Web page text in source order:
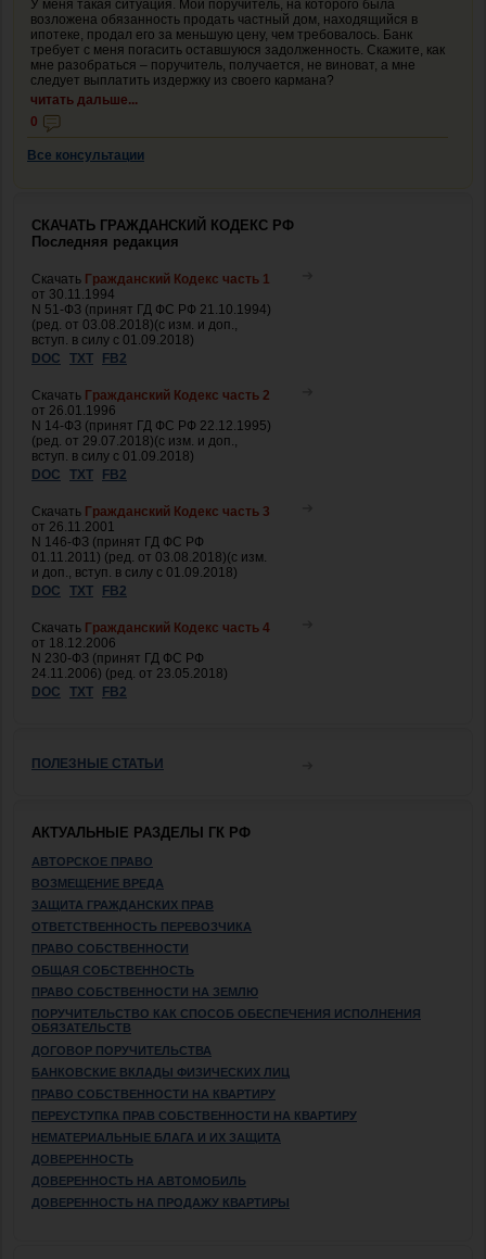
У меня такая ситуация. Мой поручитель, на которого была
возложена обязанность продать частный дом, находящийся в
ипотеке, продал его за меньшую цену, чем требовалось. Банк
требует с меня погасить оставшуюся задолженность. Скажите, как
мне разобраться – поручитель, получается, не виноват, а мне
следует выплатить издержку из своего кармана?
читать дальше...
0
Все консультации
СКАЧАТЬ ГРАЖДАНСКИЙ КОДЕКС РФ
Последняя редакция
Скачать Гражданский Кодекс часть 1
от 30.11.1994
N 51-ФЗ (принят ГД ФС РФ 21.10.1994)
(ред. от 03.08.2018)(с изм. и доп.,
вступ. в силу с 01.09.2018)
DOC
TXT FB2
Скачать Гражданский Кодекс часть 2
от 26.01.1996
N 14-ФЗ (принят ГД ФС РФ 22.12.1995)
(ред. от 29.07.2018)(с изм. и доп.,
вступ. в силу с 01.09.2018)
DOC
TXT FB2
Скачать Гражданский Кодекс часть 3
от 26.11.2001
N 146-ФЗ (принят ГД ФС РФ
01.11.2011) (ред. от 03.08.2018)(с изм.
и доп., вступ. в силу с 01.09.2018)
DOC
TXT FB2
Скачать Гражданский Кодекс часть 4
от 18.12.2006
N 230-ФЗ (принят ГД ФС РФ
24.11.2006) (ред. от 23.05.2018)
DOC
TXT FB2
ПОЛЕЗНЫЕ СТАТЬИ
АКТУАЛЬНЫЕ РАЗДЕЛЫ ГК РФ
АВТОРСКОЕ ПРАВО
ВОЗМЕЩЕНИЕ ВРЕДА
ЗАЩИТА ГРАЖДАНСКИХ ПРАВ
ОТВЕТСТВЕННОСТЬ ПЕРЕВОЗЧИКА
ПРАВО СОБСТВЕННОСТИ
ОБЩАЯ СОБСТВЕННОСТЬ
ПРАВО СОБСТВЕННОСТИ НА ЗЕМЛЮ
ПОРУЧИТЕЛЬСТВО КАК СПОСОБ ОБЕСПЕЧЕНИЯ ИСПОЛНЕНИЯ
ОБЯЗАТЕЛЬСТВ
ДОГОВОР ПОРУЧИТЕЛЬСТВА
БАНКОВСКИЕ ВКЛАДЫ ФИЗИЧЕСКИХ ЛИЦ
ПРАВО СОБСТВЕННОСТИ НА КВАРТИРУ
ПЕРЕУСТУПКА ПРАВ СОБСТВЕННОСТИ НА КВАРТИРУ
НЕМАТЕРИАЛЬНЫЕ БЛАГА И ИХ ЗАЩИТА
ДОВЕРЕННОСТЬ
ДОВЕРЕННОСТЬ НА АВТОМОБИЛЬ
ДОВЕРЕННОСТЬ НА ПРОДАЖУ КВАРТИРЫ